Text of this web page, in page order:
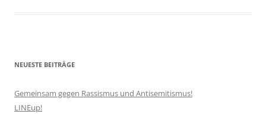
NEUESTE BEITRÄGE
Gemeinsam gegen Rassismus und Antisemitismus!
LINEup!